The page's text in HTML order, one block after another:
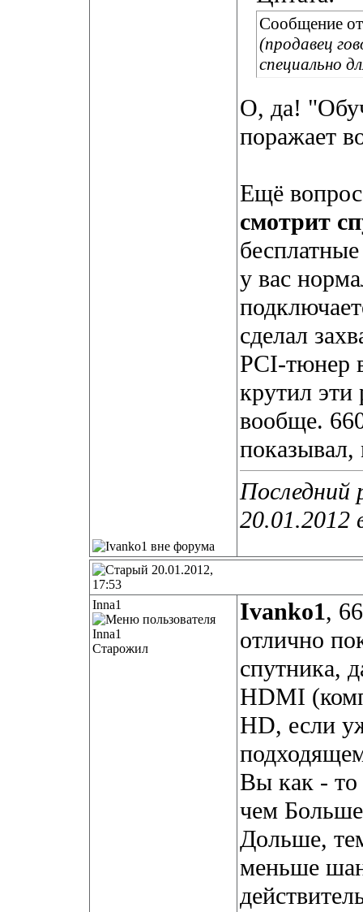
Сообщение
(продавец
специально
О, да!
поражает
Ещё
смотрит
у вас
сделал
PCI-тюнер
крутил
вообще.
показывал,
Последний
20.01.2012
20.01.2012,
17:53
Inna1
Старожил
Ivanko1,
отлично
спутника,
HDMI
HD, если
Вы как - то
чем
Дольше,
меньше